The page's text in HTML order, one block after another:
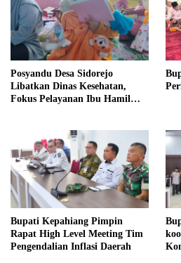
Posyandu Desa Sidorejo
Libatkan Dinas Kesehatan,
Fokus Pelayanan Ibu Hamil
Bupati Kepahiang Pimpin
Rapat High Level Meeting Tim
Pengendalian Inflasi Daerah